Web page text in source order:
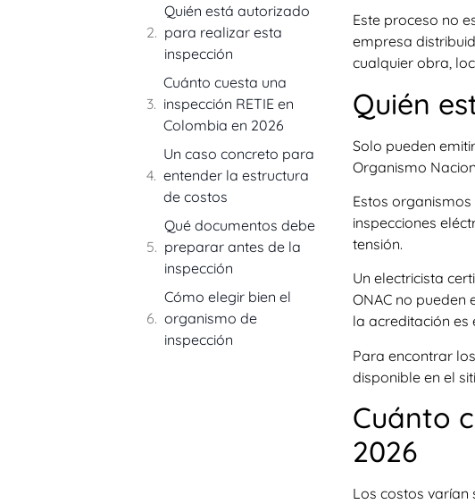
Quién está autorizado
para realizar esta
inspección
Cuánto cuesta una
inspección RETIE en
Colombia en 2026
Un caso concreto para
entender la estructura
de costos
Qué documentos debe
preparar antes de la
inspección
Cómo elegir bien el
organismo de
inspección
Este proceso no
empresa
cualquier obra,
Quién
Solo pueden
Organismo
Estos
inspecciones
tensión.
Un electricista
ONAC no
la acreditación es
Para encontrar
disponible en el
Cuánto
2026
Los costos varían